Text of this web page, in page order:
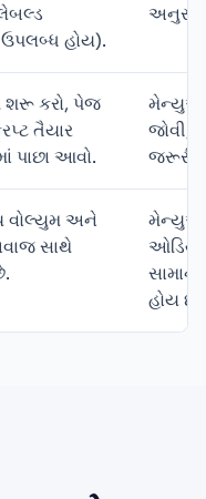
હોય).
શરૂ કરો, પેજ
તૈયાર
પાછા આવો.
જોવી,
જરૂરી
વોલ્યુમ અને
સાથે
હોય છે.